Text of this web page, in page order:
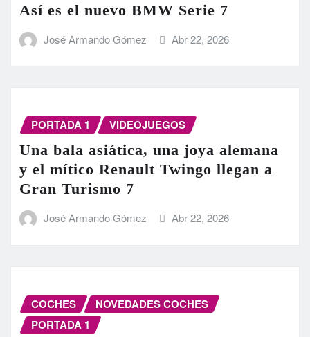
Así es el nuevo BMW Serie 7
José Armando Gómez Abr 22, 2026
PORTADA 1 VIDEOJUEGOS
Una bala asiática, una joya alemana
y el mítico Renault Twingo llegan a
Gran Turismo 7
José Armando Gómez Abr 22, 2026
COCHES
NOVEDADES COCHES
PORTADA 1